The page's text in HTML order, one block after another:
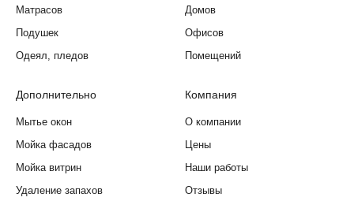
Матрасов
Подушек
Одеял, пледов
Домов
Офисов
Помещений
Дополнительно
Мытье окон
Мойка фасадов
Мойка витрин
Удаление запахов
Компания
О компании
Цены
Наши работы
Отзывы